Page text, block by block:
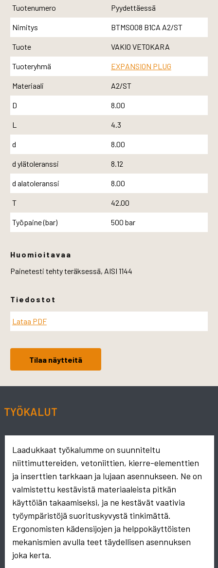
Tuotenumero Pyydettäessä
Nimitys BTMS008 B1CA A2/ST
Tuote VAKIO VETOKARA
Tuoteryhmä EXPANSION PLUG
Materiaali A2/ST
D 8.00
L 4.3
d 8.00
d ylätoleranssi 8.12
d alatoleranssi 8.00
T 42.00
Työpaine (bar) 500 bar
Huomioitavaa
Painetesti tehty teräksessä, AISI 1144
Tiedostot
Lataa PDF
Tilaa näytteitä
TYÖKALUT
Laadukkaat työkalumme on suunniteltu
niittimuttereiden, vetoniittien, kierre-elementtien
ja inserttien tarkkaan ja lujaan asennukseen. Ne on
valmistettu kestävistä materiaaleista pitkän
käyttöiän takaamiseksi, ja ne kestävät vaativia
työympäristöjä suorituskyvystä tinkimättä.
Ergonomisten kädensijojen ja helppokäyttöisten
mekanismien avulla teet täydellisen asennuksen
joka kerta.